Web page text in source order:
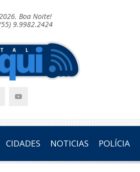
Boa Noite!
9.9982.2424
CIDADES NOTICIAS POLÍCIA